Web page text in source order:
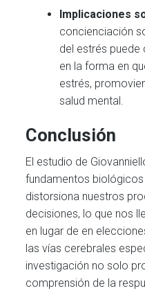
Implicaciones
concienciación
del estrés
en la forma en
estrés,
salud mental.
Conclusión
El estudio de
fundamentos
distorsiona nuestros
decisiones, lo que nos
en lugar de en
las vías cerebrales
investigación no solo
comprensión de la